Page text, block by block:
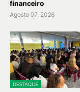
financeiro
Agosto 07, 2026
DESTAQUE